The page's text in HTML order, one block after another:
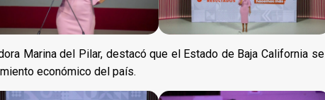
Marina del Pilar, destacó que el Estado de Baja California se
económico del país.